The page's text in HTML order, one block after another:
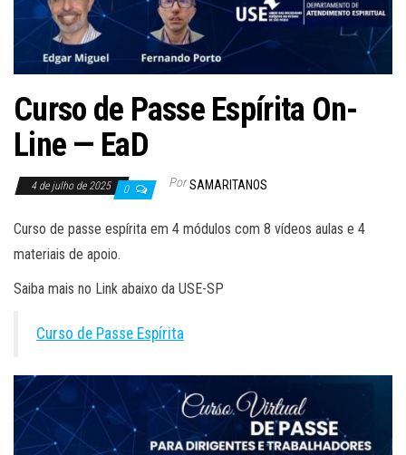
Curso de Passe Espírita On-
Line — EaD
4 de julho de 2025 0 Por SAMARITANOS
Curso de passe espírita em 4 módulos com 8 vídeos aulas e 4
materiais de apoio.
Saiba mais no Link abaixo da USE-SP
Curso de Passe Espírita